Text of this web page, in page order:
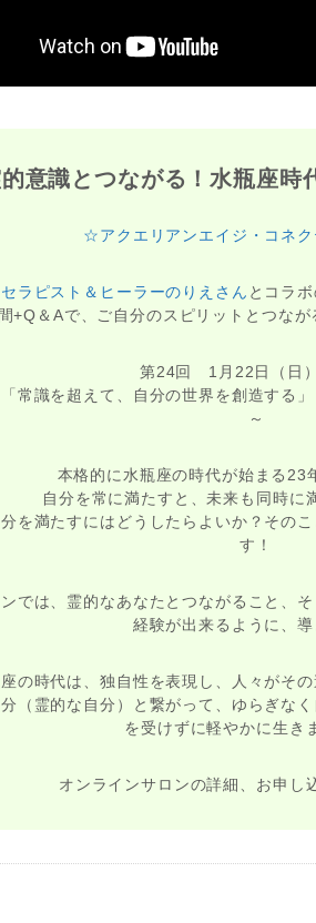
意識とつながる！水瓶座時
☆アクエリアンエイジ・コネ
セラピスト＆ヒーラーのりえさん とコラ
+Q＆Aで、ご自分のスピリットとつな
第24回 1月22日（日
常識を超えて、自分の世界を創造する
～
本格的に水瓶座の時代が始まる23
自分を常に満たすと、未来も同時に
を満たすにはどうしたらよいか？その
す！
では、霊的なあなたとつながること、
経験が出来るように、導
の時代は、独自性を表現し、人々がそ
（霊的な自分）と繋がって、ゆらぎな
を受けずに軽やかに生き
オンラインサロンの詳細、お申し